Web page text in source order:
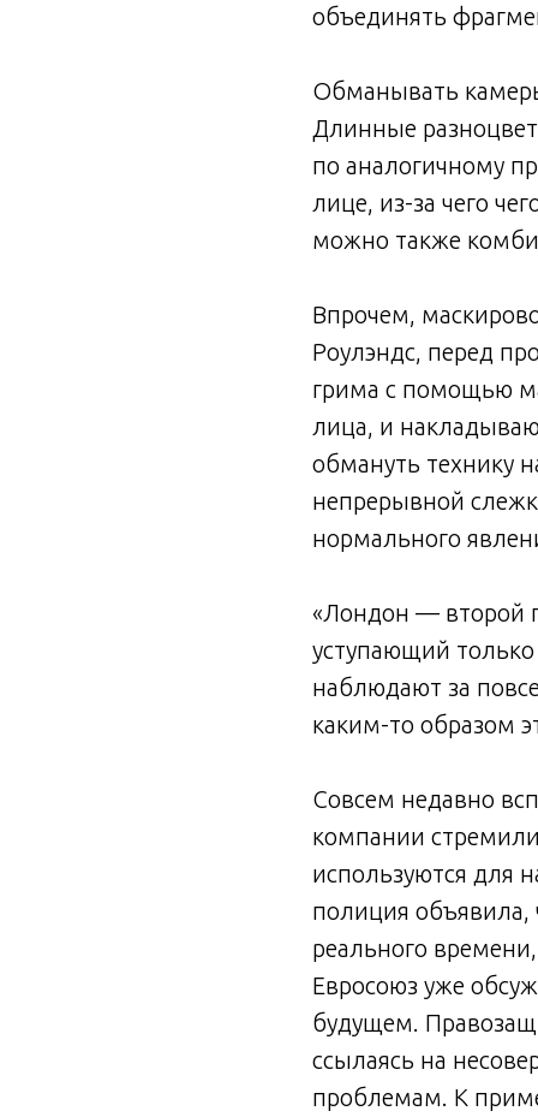
объединять
Обманывать
Длинные
по аналогичному
лице, из-за чего
можно также
Впрочем,
Роулэндс, перед
грима с помощью
лица, и
обмануть технику
непрерывной
нормального
«Лондон — второй
уступающий
наблюдают за
каким-то образом
Совсем недавно
компании
используются для
полиция объявила,
реального
Евросоюз уже
будущем.
ссылаясь на
проблемам. К